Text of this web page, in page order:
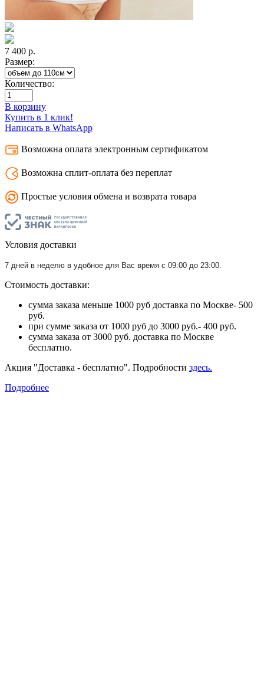
7 400 р.
Размер:
Количество:
В корзину
Купить в 1 клик!
Написать в WhatsApp
Возможна оплата электронным сертификатом
Возможна сплит-оплата без переплат
Простые условия обмена и возврата товара
Условия доставки
7 дней в неделю в удобное для Вас время с 09:00 до 23:00.
Стоимость доставки:
сумма заказа меньше 1000 руб доставка по Москве- 500
руб.
при сумме заказа от 1000 руб до 3000 руб.- 400 руб.
сумма заказа от 3000 руб. доставка по Москве
бесплатно.
Акция "Доставка - бесплатно". Подробности здесь.
Подробнее